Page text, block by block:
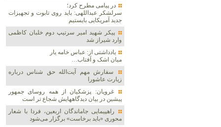
در پیامی مطرح کرد؛
سرلشکر عبداللهی: باید روی تابوت و تجهیزات
جدید آمریکایی بایستیم
پیکر شهید امیر سرتیپ دوم خلبان کاظمی
وارد شیراز شد
یادداشتی از: عباس خامه یار
میان اشک و آفتاب…
سفارش مهم آیت‌الله حق شناس درباره
زیارت عاشورا
غرویان: پزشکیان از همه روسای جمهور
پیشین در بیان دیدگاههایش شجاع تر است
راهپیمایی جاماندگان اربعین، فردا با شعار
محوری «باید برخاست» برگزار می‌شود